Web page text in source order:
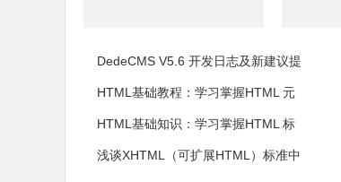
DedeCMS V5.6 开发日志及新建议提
HTML基础教程：学习掌握HTML 元
HTML基础知识：学习掌握HTML 标
浅谈XHTML（可扩展HTML）标准中